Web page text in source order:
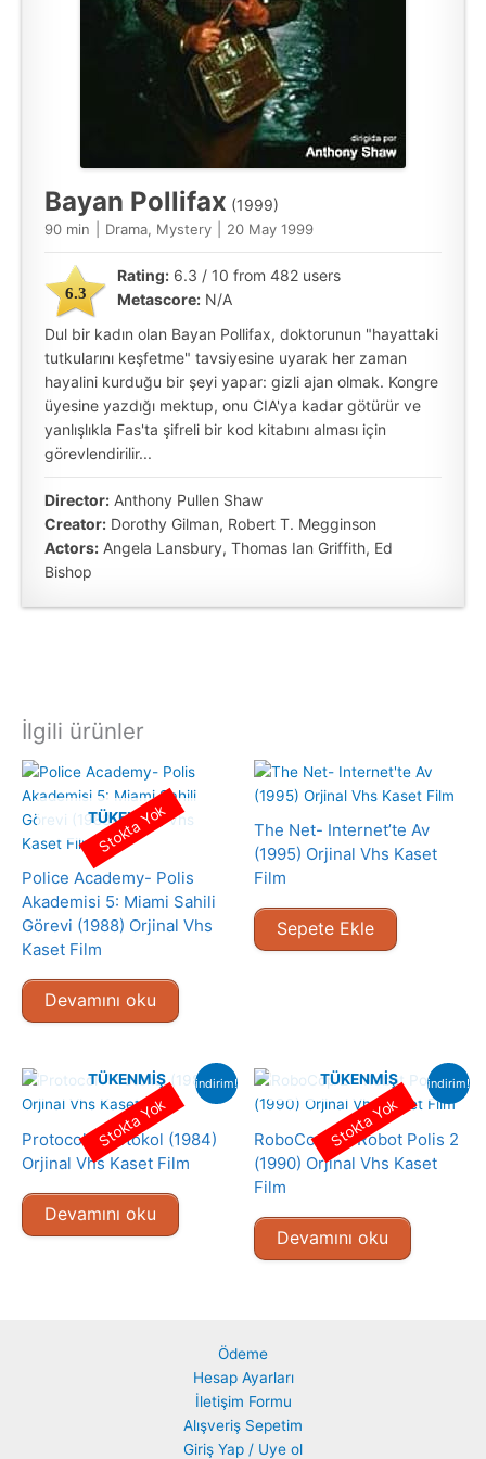
Bayan Pollifax (1999)
90 min Drama, Mystery 20 May 1999
6.3
Rating: 6.3 / 10 from 482 users
Metascore: N/A
Dul bir kadın olan Bayan Pollifax, doktorunun "hayattaki
tutkularını keşfetme" tavsiyesine uyarak her zaman
hayalini kurduğu bir şeyi yapar: gizli ajan olmak. Kongre
üyesine yazdığı mektup, onu CIA'ya kadar götürür ve
yanlışlıkla Fas'ta şifreli bir kod kitabını alması için
görevlendirilir...
Director: Anthony Pullen Shaw
Creator: Dorothy Gilman, Robert T. Megginson
Actors: Angela Lansbury, Thomas Ian Griffith, Ed
Bishop
İlgili ürünler
TÜKENMIŞ
Police Academy- Polis
Akademisi 5: Miami Sahili
Görevi (1988) Orjinal Vhs
Kaset Film
Devamını oku
Stokta Yok
The Net- Internet’te Av
(1995) Orjinal Vhs Kaset
Film
Sepete Ekle
indirim!
TÜKENMIŞ
Protocol- Protokol (1984)
Orjinal Vhs Kaset Film
Devamını oku
Stokta Yok
indirim!
TÜKENMIŞ
RoboCop 2 – Robot Polis 2
(1990) Orjinal Vhs Kaset
Film
Devamını oku
Stokta Yok
Ödeme
Hesap Ayarları
İletişim Formu
Alışveriş Sepetim
Giriş Yap / Uye ol